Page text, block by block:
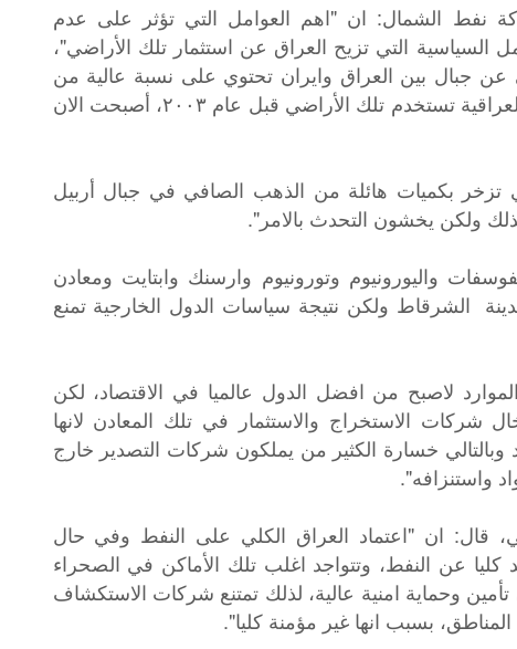
الشمال: ان "اهم العوامل التي تؤثر على عدم
السياسية التي تزيح العراق عن استثمار تلك الأراضي"،
ما بعد عام ٢٠٠٣ تخلى عن جبال بين العراق وايران تحتوي على نسبة عالية من
الحديد النقي الصافي وكانت الشركات العراقية تستخدم تلك الأراضي قبل عام ٢٠٠٣، أصبحت الان
تزخر بكميات هائلة من الذهب الصافي في جبال أربيل
ولكن يخشون التحدث بالامر".
واليورونيوم وتورونيوم وارسنك وابتايت ومعادن
الشرقاط ولكن نتيجة سياسات الدول الخارجية تمنع
لاصبح من افضل الدول عالميا في الاقتصاد، لكن
شركات الاستخراج والاستثمار في تلك المعادن لانها
خسارة الكثير من يملكون شركات التصدير خارج
واستنزافه".
قال: ان "اعتماد العراق الكلي على النفط وفي حال
كليا عن النفط، وتتواجد اغلب تلك الأماكن في الصحراء
تأمين وحماية امنية عالية، لذلك تمتنع شركات الاستكشاف
بسبب انها غير مؤمنة كليا".